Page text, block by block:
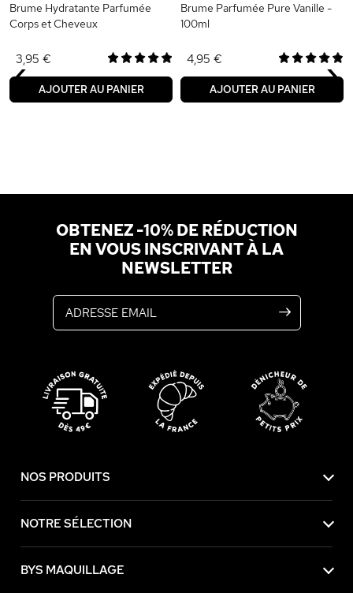
Brume Hydratante Parfumée
Corps et Cheveux
3,95 €
AJOUTER AU PANIER
Brume Parfumée Pure Vanille -
100ml
4,95 €
AJOUTER AU PANIER
‹ ›
OBTENEZ -10% DE RÉDUCTION
EN VOUS INSCRIVANT À LA
NEWSLETTER
NOS PRODUITS
NOTRE SÉLECTION
BYS MAQUILLAGE